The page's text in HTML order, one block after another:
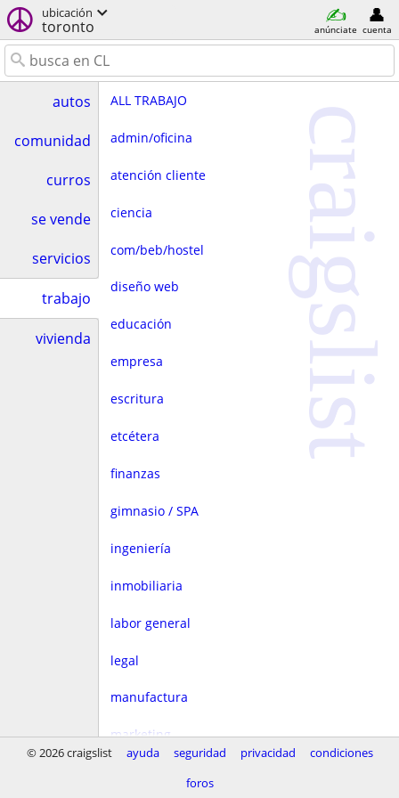
ubicación
toronto anúnciate cuenta
autos
comunidad
curros
se vende
servicios
trabajo
vivienda
ALL TRABAJO
admin/oficina
atención cliente
ciencia
com/beb/hostel
diseño web
educación
empresa
escritura
etcétera
finanzas
gimnasio / SPA
ingeniería
inmobiliaria
labor general
legal
manufactura
marketing
craigslist
© 2026 craigslist ayuda seguridad privacidad
condiciones
foros